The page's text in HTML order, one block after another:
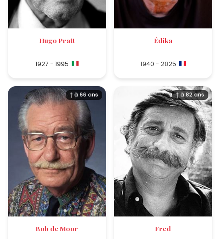
Hugo Pratt
1927 - 1995
Édika
1940 - 2025
† à 66 ans
Bob de Moor
† à 82 ans
Fred